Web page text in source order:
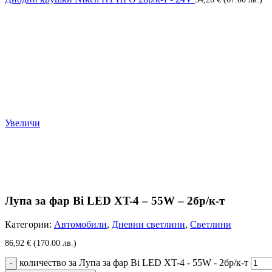
Увеличи
Лупа за фар Bi LED XT-4 – 55W – 2бр/к-т
Категории: Автомобили, Дневни светлини, Светлини
86,92 € (170.00 лв.)
количество за Лупа за фар Bi LED XT-4 - 55W - 2бр/к-т